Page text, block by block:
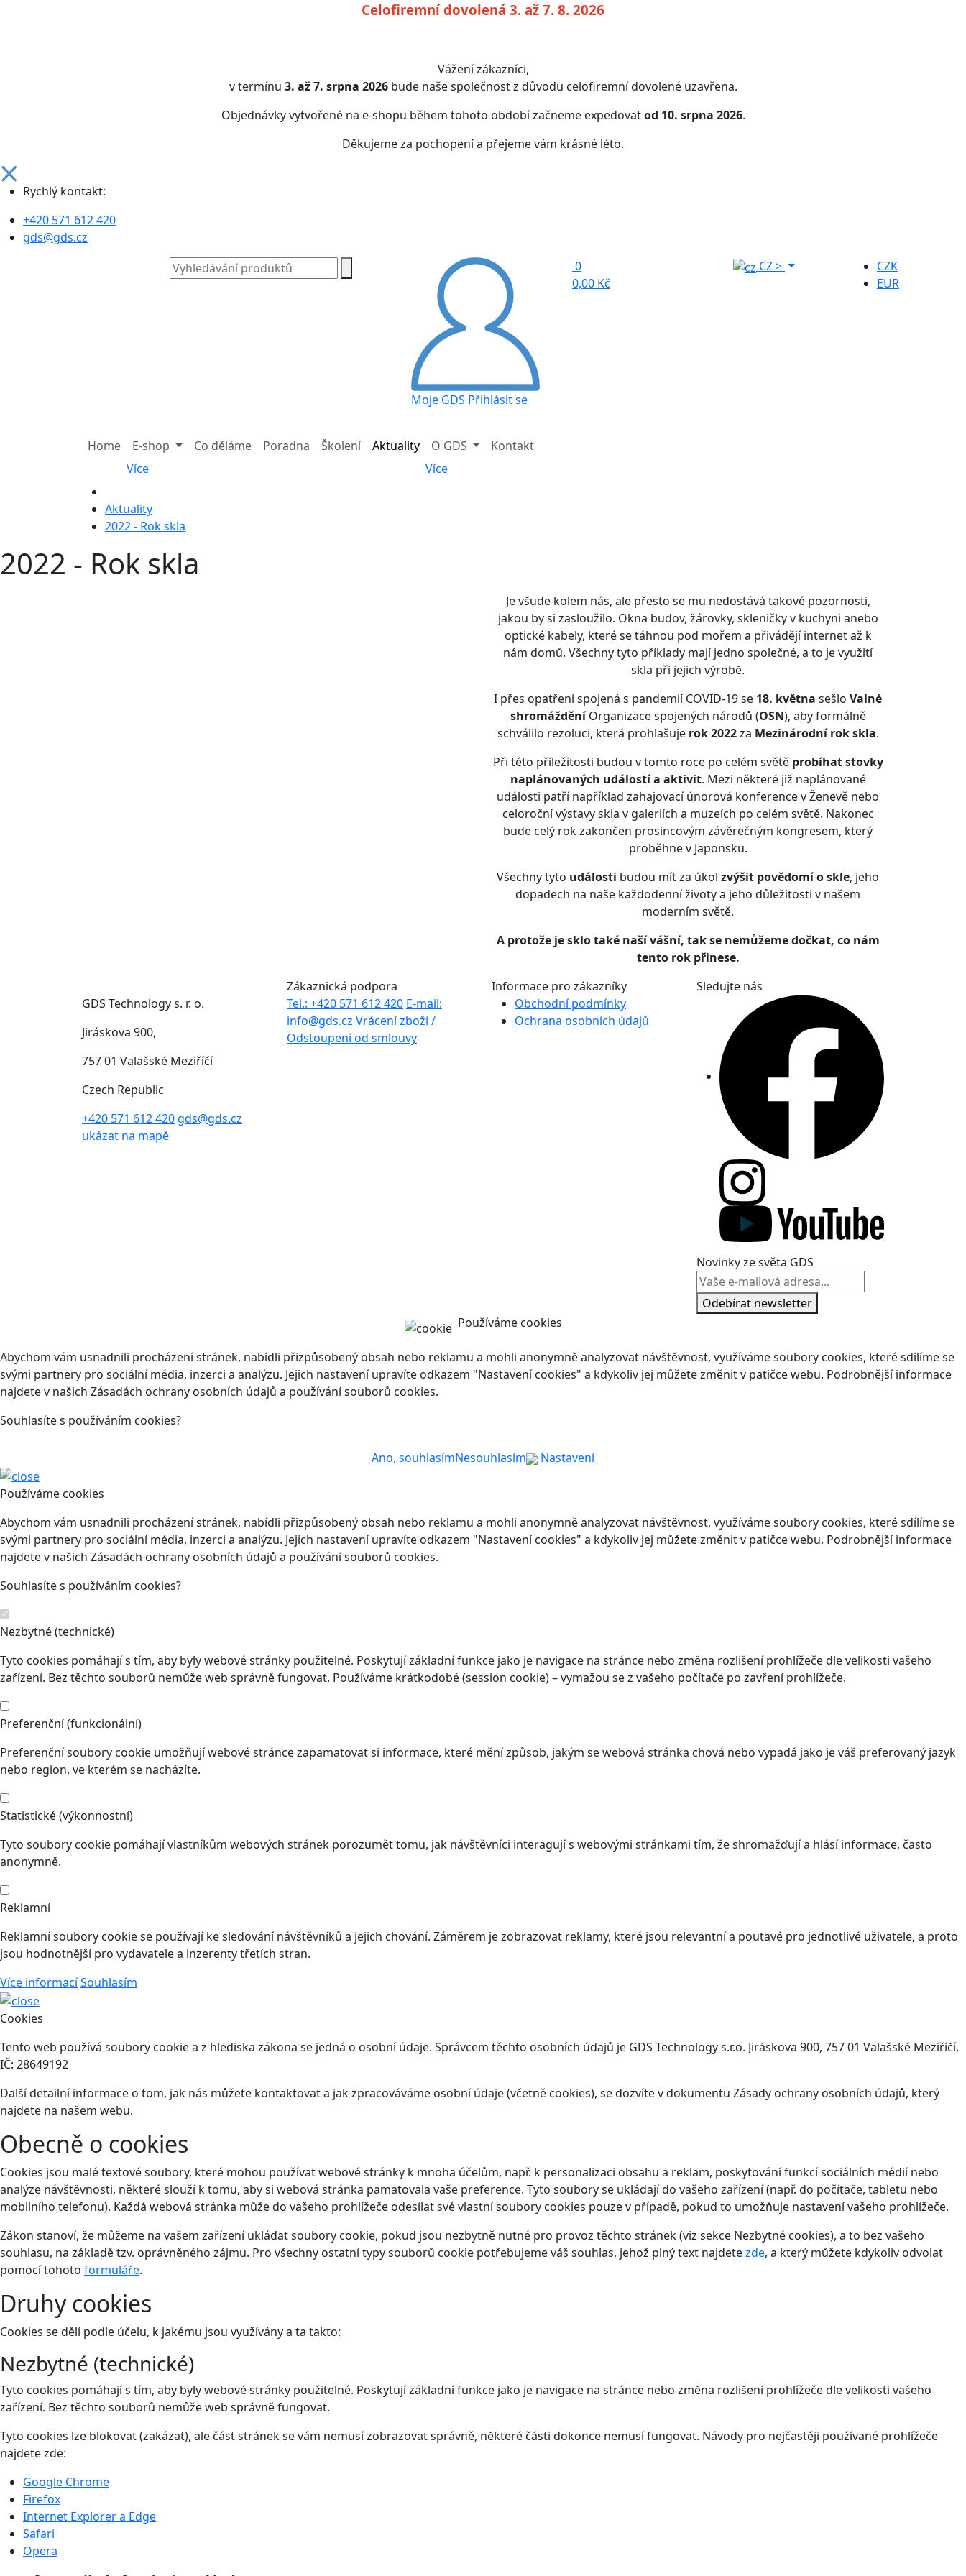
Celofiremní dovolená 3. až 7. 8. 2026
Vážení zákazníci,
v termínu 3. až 7. srpna 2026bude naše společnost z důvodu celofiremní dovolené uzavřena.
Objednávky vytvořené na e-shopu během tohoto období začneme expedovatod 10. srpna 2026.
Děkujeme za pochopení a přejeme vám krásné léto.
Rychlý kontakt:
+420 571 612 420
gds@gds.cz
Moje GDS Přihlásit se
0
0,00 Kč
CZ>
CZK
EUR
Home
E-shop
Více
Co děláme Poradna Školení Aktuality
O GDS
Více
Kontakt
Aktuality
2022 - Rok skla
2022 - Rok skla
Je všude kolem nás, ale přesto se mu nedostává takové pozornosti,
jakou by si zasloužilo. Okna budov, žárovky, skleničky v kuchyni anebo
optické kabely, které se táhnou pod mořem a přivádějí internet až k
nám domů. Všechny tyto příklady mají jedno společné, a to je využití
skla při jejich výrobě.
I přes opatření spojená s pandemií COVID-19 se 18. května sešlo Valné
shromážděníOrganizace spojených národů (OSN), aby formálně
schválilo rezoluci, která prohlašuje rok 2022za Mezinárodní rok skla.
Při této příležitosti budou v tomto roce po celém světě probíhat stovky
naplánovaných událostí a aktivit. Mezi některé již naplánované
události patří například zahajovací únorová konference v Ženevě nebo
celoroční výstavy skla v galeriích a muzeích po celém světě. Nakonec
bude celý rok zakončen prosincovým závěrečným kongresem, který
proběhne v Japonsku.
Všechny tyto události budou mít za úkol zvýšit povědomí o skle, jeho
dopadech na naše každodenní životy a jeho důležitosti v našem
moderním světě.
A protože je sklo také naší vášní, tak se nemůžeme dočkat, co nám
tento rok přinese.
GDS Technology s. r. o.
Jiráskova 900,
757 01 Valašské Meziříčí
Czech Republic
+420 571 612 420 gds@gds.cz
ukázat na mapě
Zákaznická podpora
Tel.: +420 571 612 420 E-mail:
info@gds.cz Vrácení zboží /
Odstoupení od smlouvy
Informace pro zákazníky
Obchodní podmínky
Ochrana osobních údajů
Sledujte nás
Novinky ze světa GDS
Odebírat newsletter
Používáme cookies
Abychom vám usnadnili procházení stránek, nabídli přizpůsobený obsah nebo reklamu a mohli anonymně analyzovat návštěvnost, využíváme soubory cookies, které sdílíme se
svými partnery pro sociální média, inzerci a analýzu. Jejich nastavení upravíte odkazem "Nastavení cookies" a kdykoliv jej můžete změnit v patičce webu. Podrobnější informace
najdete v našich Zásadách ochrany osobních údajů a používání souborů cookies.
Souhlasíte s používáním cookies?
Ano, souhlasímNesouhlasím Nastavení
Používáme cookies
Abychom vám usnadnili procházení stránek, nabídli přizpůsobený obsah nebo reklamu a mohli anonymně analyzovat návštěvnost, využíváme soubory cookies, které sdílíme se
svými partnery pro sociální média, inzerci a analýzu. Jejich nastavení upravíte odkazem "Nastavení cookies" a kdykoliv jej můžete změnit v patičce webu. Podrobnější informace
najdete v našich Zásadách ochrany osobních údajů a používání souborů cookies.
Souhlasíte s používáním cookies?
Nezbytné (technické)
Tyto cookies pomáhají s tím, aby byly webové stránky použitelné. Poskytují základní funkce jako je navigace na stránce nebo změna rozlišení prohlížeče dle velikosti vašeho
zařízení. Bez těchto souborů nemůže web správně fungovat. Používáme krátkodobé (session cookie) – vymažou se z vašeho počítače po zavření prohlížeče.
Preferenční (funkcionální)
Preferenční soubory cookie umožňují webové stránce zapamatovat si informace, které mění způsob, jakým se webová stránka chová nebo vypadá jako je váš preferovaný jazyk
nebo region, ve kterém se nacházíte.
Statistické (výkonnostní)
Tyto soubory cookie pomáhají vlastníkům webových stránek porozumět tomu, jak návštěvníci interagují s webovými stránkami tím, že shromažďují a hlásí informace, často
anonymně.
Reklamní
Reklamní soubory cookie se používají ke sledování návštěvníků a jejich chování. Záměrem je zobrazovat reklamy, které jsou relevantní a poutavé pro jednotlivé uživatele, a proto
jsou hodnotnější pro vydavatele a inzerenty třetích stran.
Více informacíSouhlasím
Cookies
Tento web používá soubory cookie a z hlediska zákona se jedná o osobní údaje. Správcem těchto osobních údajů je GDS Technology s.r.o. Jiráskova 900, 757 01 Valašské Meziříčí,
IČ: 28649192
Další detailní informace o tom, jak nás můžete kontaktovat a jak zpracováváme osobní údaje (včetně cookies), se dozvíte v dokumentu Zásady ochrany osobních údajů, který
najdete na našem webu.
Obecně o cookies
Cookies jsou malé textové soubory, které mohou používat webové stránky k mnoha účelům, např. k personalizaci obsahu a reklam, poskytování funkcí sociálních médií nebo
analýze návštěvnosti, některé slouží k tomu, aby si webová stránka pamatovala vaše preference. Tyto soubory se ukládají do vašeho zařízení (např. do počítače, tabletu nebo
mobilního telefonu). Každá webová stránka může do vašeho prohlížeče odesílat své vlastní soubory cookies pouze v případě, pokud to umožňuje nastavení vašeho prohlížeče.
Zákon stanoví, že můžeme na vašem zařízení ukládat soubory cookie, pokud jsou nezbytně nutné pro provoz těchto stránek (viz sekce Nezbytné cookies), a to bez vašeho
souhlasu, na základě tzv. oprávněného zájmu. Pro všechny ostatní typy souborů cookie potřebujeme váš souhlas, jehož plný text najdetezde, a který můžete kdykoliv odvolat
pomocí tohoto formuláře.
Druhy cookies
Cookies se dělí podle účelu, k jakému jsou využívány a ta takto:
Nezbytné (technické)
Tyto cookies pomáhají s tím, aby byly webové stránky použitelné. Poskytují základní funkce jako je navigace na stránce nebo změna rozlišení prohlížeče dle velikosti vašeho
zařízení. Bez těchto souborů nemůže web správně fungovat.
Tyto cookies lze blokovat (zakázat), ale část stránek se vám nemusí zobrazovat správně, některé části dokonce nemusí fungovat. Návody pro nejčastěji používané prohlížeče
najdete zde:
Google Chrome
Firefox
Internet Explorer a Edge
Safari
Opera